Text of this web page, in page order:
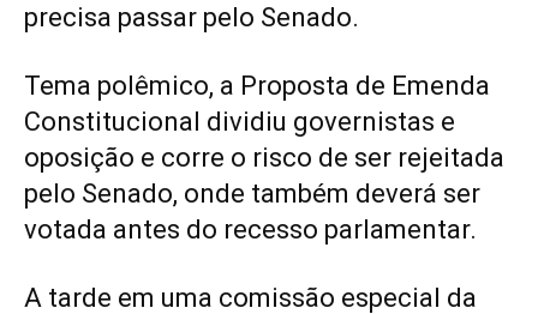
precisa passar pelo Senado.
Tema polêmico, a Proposta de Emenda
Constitucional dividiu governistas e
oposição e corre o risco de ser rejeitada
pelo Senado, onde também deverá ser
votada antes do recesso parlamentar.
A tarde em uma comissão especial da